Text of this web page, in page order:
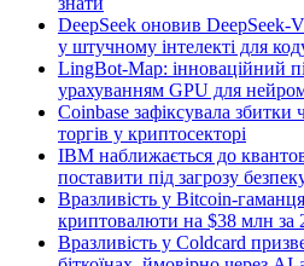
DeepSeek оновив DeepSeek-
у штучному інтелекті для
LingBot-Map: інноваційний
урахуванням GPU для
Coinbase зафіксувала збитки
торгів у криптосекторі
IBM наближається до
поставити під загрозу
Вразливість у Bitcoin-
криптовалюти на $38 млн за
Вразливість у Coldcard